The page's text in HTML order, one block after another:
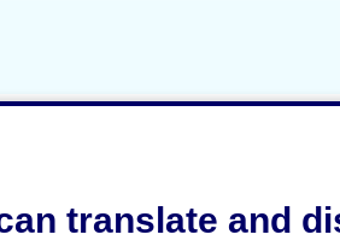
translate and
の地域診療連携にご協力いただ
し、広く県民へ周知する事によ
査や治療を受ける事ができる